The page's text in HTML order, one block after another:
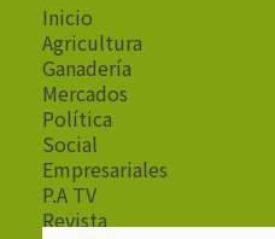
Inicio
Agricultura
Ganadería
Mercados
Política
Social
Empresariales
P.A TV
Revista